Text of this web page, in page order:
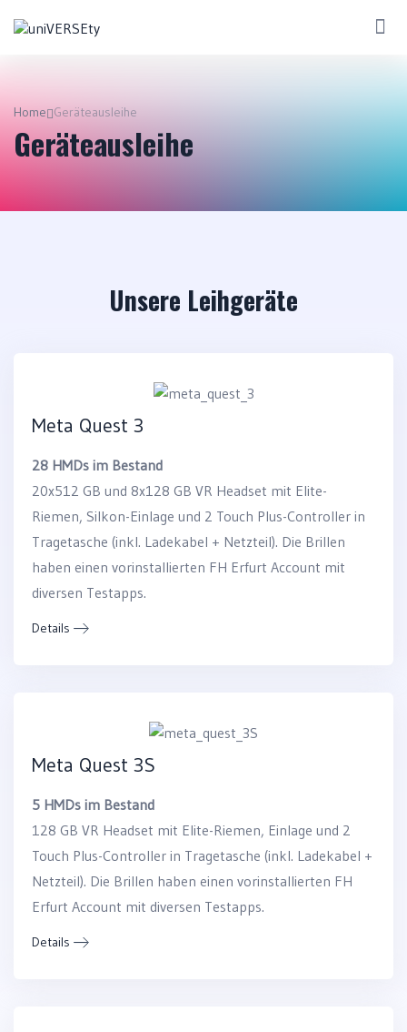
Home Geräteausleihe
Geräteausleihe
Unsere Leihgeräte
Meta Quest 3
28 HMDs im Bestand
20x512 GB und 8x128 GB VR Headset mit Elite-
Riemen, Silkon-Einlage und 2 Touch Plus-Controller in
Tragetasche (inkl. Ladekabel + Netzteil). Die Brillen
haben einen vorinstallierten FH Erfurt Account mit
diversen Testapps.
Details
Meta Quest 3S
5 HMDs im Bestand
128 GB VR Headset mit Elite-Riemen, Einlage und 2
Touch Plus-Controller in Tragetasche (inkl. Ladekabel +
Netzteil). Die Brillen haben einen vorinstallierten FH
Erfurt Account mit diversen Testapps.
Details